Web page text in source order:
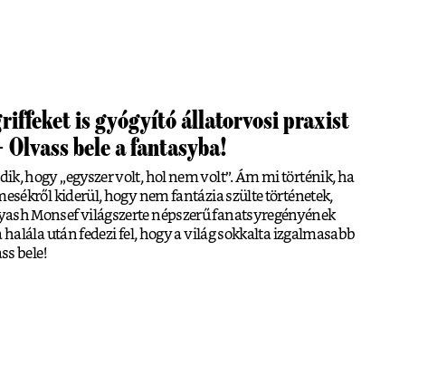
is gyógyító állatorvosi praxist
bele a fantasyba!
hogy „egyszer volt, hol nem volt”. Ám mi történik, ha
kiderül, hogy nem fantázia szülte történetek,
Monsef világszerte népszerű fanatsyregényének
halála után fedezi fel, hogy a világ sokkalta izgalmasabb
bele!